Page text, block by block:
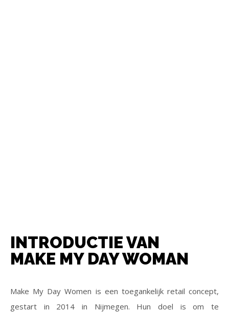
INTRODUCTIE VAN
MAKE MY DAY WOMAN
Make My Day Women is een toegankelijk retail concept,
gestart in 2014 in Nijmegen. Hun doel is om te